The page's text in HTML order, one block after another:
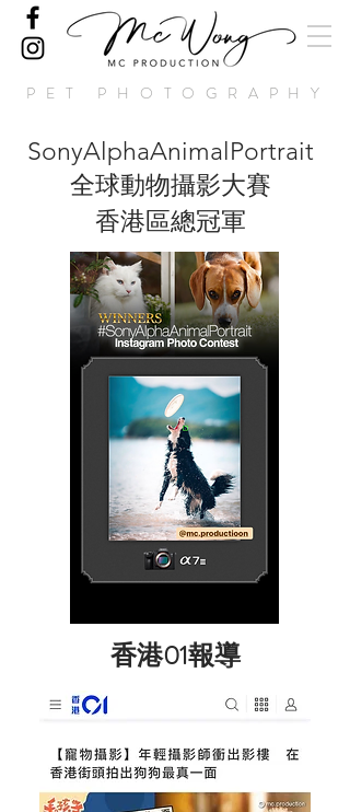
PET PHOTOGRAPHY
香港01報導
SonyAlphaAnimalPortrait
全球動物攝影大賽
香港區總冠軍